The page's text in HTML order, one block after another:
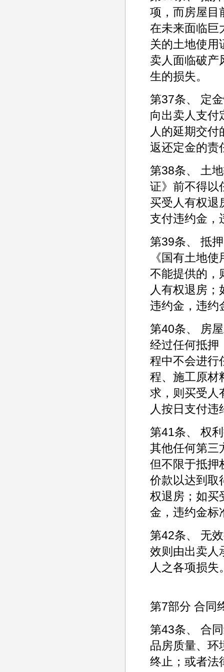
项，而房屋目
在未来面临巨
关的土地使用
卖人面临破产
生的损失。
第37条、 定
向出卖人支付
人的延期交
返还定金的责
第38条、 土
证》前不得以
买受人有权退
支付违约金，
第39条、 抵
《国有土地
不能提供的，
人有权退房
违约金，违约
第40条、 房
经过任何抵押
程中不会进行
程、施工原材
求，则买受人
人按日支付
第41条、 权
其他任何第三
但不限于抵押
价款以达到取
权退房；如买
金，违约金标
第42条、 无
效则由出卖人
人之各项损失
第7部分 合同
第43条、 合
品房质量、环
终止；或者法